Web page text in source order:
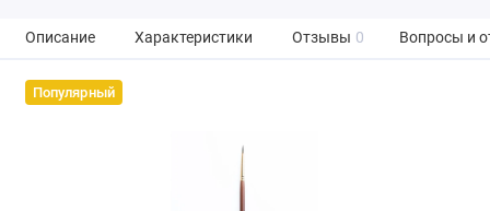
Описание Характеристики Отзывы 0 Вопросы и
Популярный